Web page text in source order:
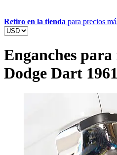
Retiro en la tienda para precios
Enganches
Dodge Dart 1961